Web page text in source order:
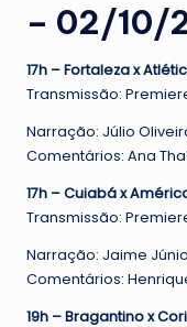
– 02/10/
17h – Fortaleza x
Transmissão:
Narração: Júlio
Comentários: Ana
17h – Cuiabá x
Transmissão:
Narração: Jaime
Comentários:
19h – Bragantino x